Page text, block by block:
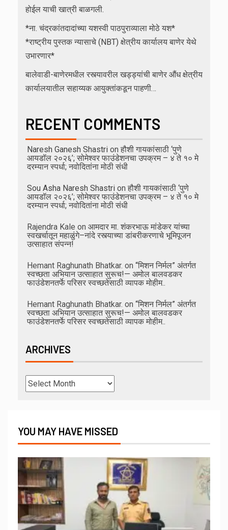
होईल याची खात्री बाळगली.
*ना. चंद्रकांतदादांच्या यशस्वी पाठपुराव्याला मोठे यश*
*राष्ट्रीय पुस्तक न्यासाचे (NBT) क्षेत्रीय कार्यालय बाणेर येथे
उभारणार*
बालेवाडी-बाणेरमधील रस्त्यावरील खड्ड्यांची बाणेर औंध क्षेत्रीय
कार्यालयातील सहाय्यक आयुक्तांकडून पाहणी…
RECENT COMMENTS
Naresh Ganesh Shastri on हौशी गायकांसाठी ‘पुणे
आयडॉल २०२६’; सोमेश्वर फाउंडेशनचा उपक्रम – ४ ते १० मे
दरम्यान स्पर्धा; नवोदितांना मोठी संधी
Sou Asha Naresh Shastri on हौशी गायकांसाठी ‘पुणे
आयडॉल २०२६’; सोमेश्वर फाउंडेशनचा उपक्रम – ४ ते १० मे
दरम्यान स्पर्धा; नवोदितांना मोठी संधी
Rajendra Kale on आमदार मा. शंकरभाऊ मांडेकर यांच्या
स्वखर्चातून महाळुंगे–नांदे रस्त्याच्या डांबरीकरणाचे भूमिपूजन
उत्साहात संपन्न!
Hemant Raghunath Bhatkar. on “मिशन निर्मल” अंतर्गत
स्वच्छता अभियान उत्साहात सुरूच!— अमोल बालवडकर
फाउंडेशनतर्फे परिसर स्वच्छतेसाठी व्यापक मोहीम..
Hemant Raghunath Bhatkar. on “मिशन निर्मल” अंतर्गत
स्वच्छता अभियान उत्साहात सुरूच!— अमोल बालवडकर
फाउंडेशनतर्फे परिसर स्वच्छतेसाठी व्यापक मोहीम..
ARCHIVES
YOU MAY HAVE MISSED